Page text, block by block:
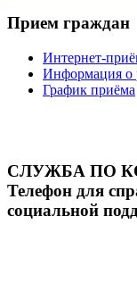
Прием граждан
Интернет-
Информация о
График приёма
СЛУЖБА ПО
Телефон для
социальной